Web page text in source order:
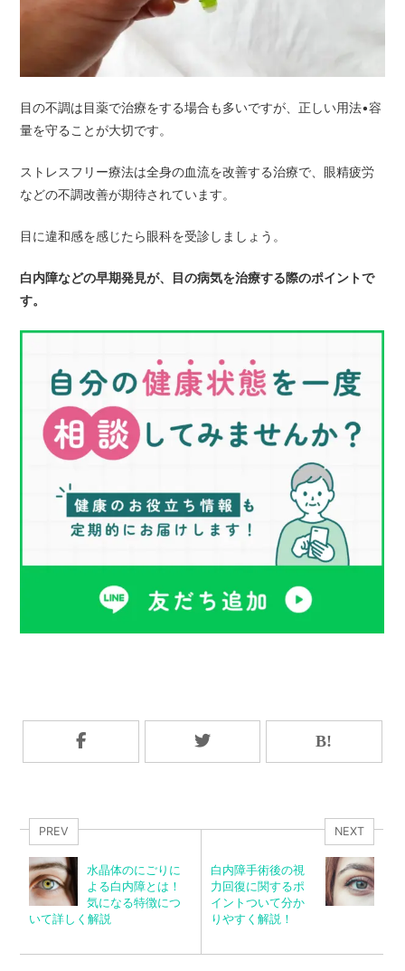
目の不調は目薬で治療をする場合も多いですが、正しい用法•容
量を守ることが大切です。
ストレスフリー療法は全身の血流を改善する治療で、眼精疲労
などの不調改善が期待されています。
目に違和感を感じたら眼科を受診しましょう。
白内障などの早期発見が、目の病気を治療する際のポイントで
す。
PREV
水晶体のにごりに
よる白内障とは！
気になる特徴につ
いて詳しく解説
NEXT
白内障手術後の視
力回復に関するポ
イントついて分か
りやすく解説！